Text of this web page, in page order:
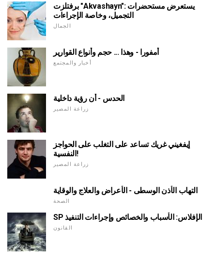
برفتلزت "Akvashayn": يستعرض مستحضرات
التجميل، وخاصة الإجراءات
الجمال
أمفورا - وهذا ... حجم وأنواع القوارير
أخبار والمجتمع
الحدس - أن رؤية داخلية
زراعة المصير
إيفغيني غريك تساعد على التغلب على الحواجز
النفسية!
زراعة المصير
التهاب الأذن الوسطى - الأعراض والعلاج والوقاية
الصحة
SP الإفلاس: الأسباب والخصائص وإجراءات التنفيذ
القانون